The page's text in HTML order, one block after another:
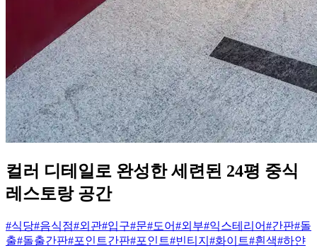
컬러 디테일로 완성한 세련된 24평 중식
레스토랑 공간
#식당#음식점#외관#입구#문#도어#외부#익스테리어#간판#돌
출#돌출간판#포인트간판#포인트#빈티지 #화이트#흰색#하얀